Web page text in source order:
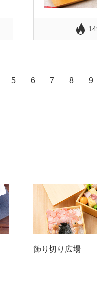
5 6 7 8 9
飾り切り広場